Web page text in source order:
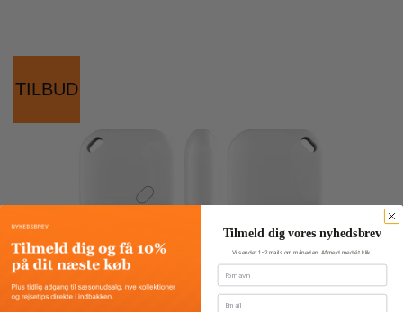
TILBUD
Tilmeld dig vores nyhedsbrev
Vi sender 1–2 mails om måneden. Afmeld med ét klik.
Fornavn
Email